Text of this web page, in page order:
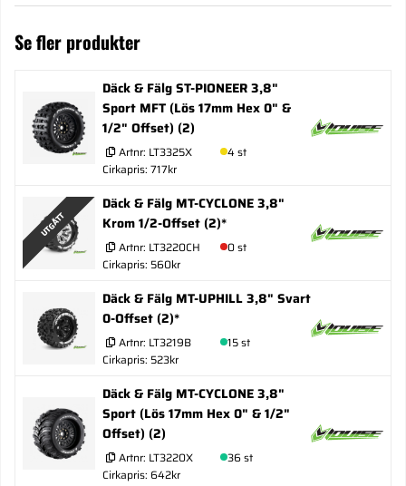
Se fler produkter
Däck & Fälg ST-PIONEER 3,8"
Sport MFT (Lös 17mm Hex 0" &
1/2" Offset) (2)
Artnr: LT3325X
4 st
Cirkapris: 717kr
UTGÅTT
Däck & Fälg MT-CYCLONE 3,8"
Krom 1/2-Offset (2)*
Artnr: LT3220CH
0 st
Cirkapris: 560kr
Däck & Fälg MT-UPHILL 3,8" Svart
0-Offset (2)*
Artnr: LT3219B
15 st
Cirkapris: 523kr
Däck & Fälg MT-CYCLONE 3,8"
Sport (Lös 17mm Hex 0" & 1/2"
Offset) (2)
Artnr: LT3220X
36 st
Cirkapris: 642kr